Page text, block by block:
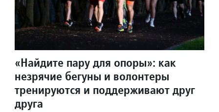
«Найдите пару для опоры»: как
незрячие бегуны и волонтеры
тренируются и поддерживают друг
друга